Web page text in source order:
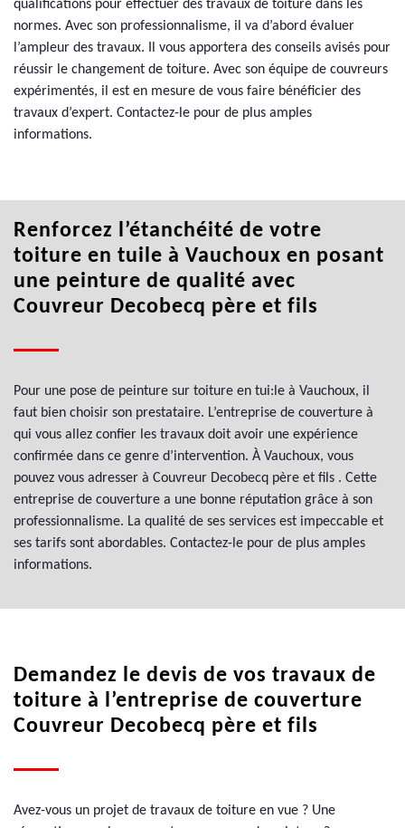
qualifications pour effectuer des travaux de toiture dans les
normes. Avec son professionnalisme, il va d’abord évaluer
l’ampleur des travaux. Il vous apportera des conseils avisés pour
réussir le changement de toiture. Avec son équipe de couvreurs
expérimentés, il est en mesure de vous faire bénéficier des
travaux d’expert. Contactez-le pour de plus amples
informations.
Renforcez l’étanchéité de votre
toiture en tuile à Vauchoux en posant
une peinture de qualité avec
Couvreur Decobecq père et fils
Pour une pose de peinture sur toiture en tui:le à Vauchoux, il
faut bien choisir son prestataire. L’entreprise de couverture à
qui vous allez confier les travaux doit avoir une expérience
confirmée dans ce genre d’intervention. À Vauchoux, vous
pouvez vous adresser à Couvreur Decobecq père et fils . Cette
entreprise de couverture a une bonne réputation grâce à son
professionnalisme. La qualité de ses services est impeccable et
ses tarifs sont abordables. Contactez-le pour de plus amples
informations.
Demandez le devis de vos travaux de
toiture à l’entreprise de couverture
Couvreur Decobecq père et fils
Avez-vous un projet de travaux de toiture en vue ? Une